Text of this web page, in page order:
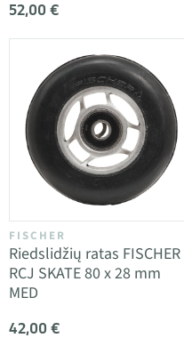
52,00 €
FISCHER
Riedslidžių ratas FISCHER
RCJ SKATE 80 x 28 mm
MED
42,00 €